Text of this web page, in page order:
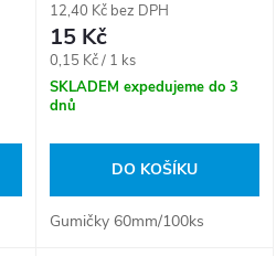
12,40 Kč bez DPH
15 Kč
Měrná
cena:
0,15 Kč / 1 ks
SKLADEM expedujeme do 3
dnů
DO KOŠÍKU
Gumičky 60mm/100ks